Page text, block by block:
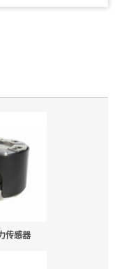
传感器